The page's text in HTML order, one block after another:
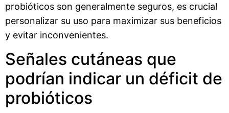
probióticos son generalmente seguros, es crucial
personalizar su uso para maximizar sus beneficios
y evitar inconvenientes.
Señales cutáneas que
podrían indicar un déficit de
probióticos